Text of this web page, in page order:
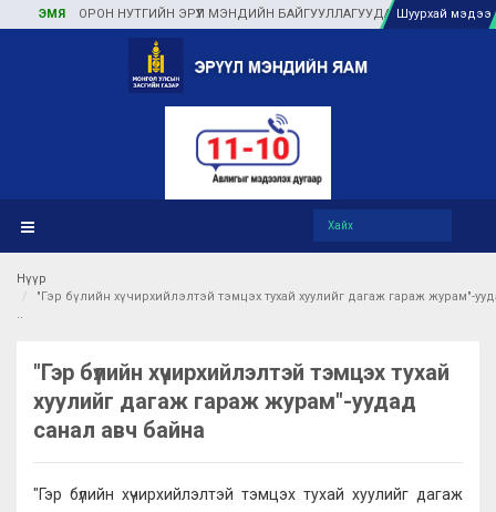
ЭМЯОРОН НУТГИЙН ЭРҮҮЛ МЭНДИЙН БАЙГУУЛЛАГУУДАД ТУЛГАМДАЖ
Шуурхай мэдээ
Нүүр
"Гэр бүлийн хүчирхийлэлтэй тэмцэх тухай хуулийг дагаж гараж журам"-
"Гэр бүлийн хүчирхийлэлтэй тэмцэх тухай
хуулийг дагаж гараж журам"-уудад
санал авч байна
"Гэр бүлийн хүчирхийлэлтэй тэмцэх тухай хуулийг дагаж